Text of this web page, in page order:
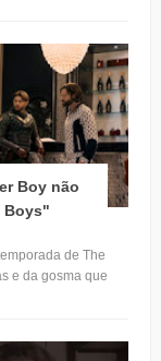
Boy não
Boys"
de The
e da gosma que